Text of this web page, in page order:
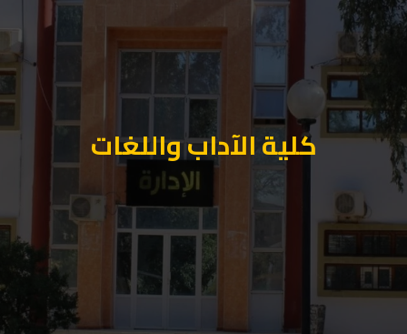
كلية الآداب واللغات